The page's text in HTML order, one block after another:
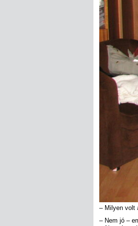
– Milyen volt
– Nem jó –